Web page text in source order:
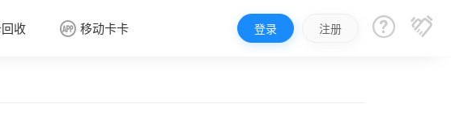
收  移动卡卡 登录 注册  